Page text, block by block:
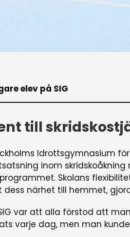
elev på SIG
till
Idrottsgymnasium
inom skridskoåkning
Skolans
närhet till hemmet,
var att alla förstod att
varje dag, men man